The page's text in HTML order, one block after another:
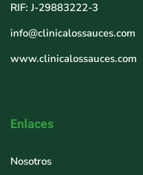
RIF: J-29883222-3
info@clinicalossauces.com
www.clinicalossauces.com
Enlaces
Nosotros